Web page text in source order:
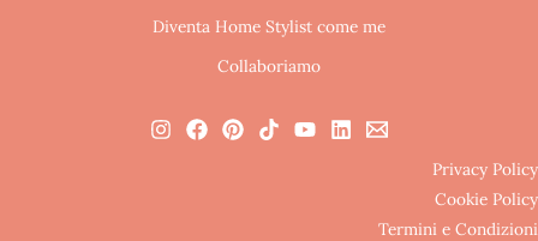
Diventa Home Stylist come me
Collaboriamo
Privacy Policy
Cookie Policy
Termini e Condizioni